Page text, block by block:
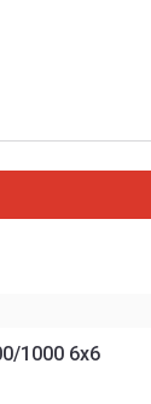
TLF 9000/1000 6x6